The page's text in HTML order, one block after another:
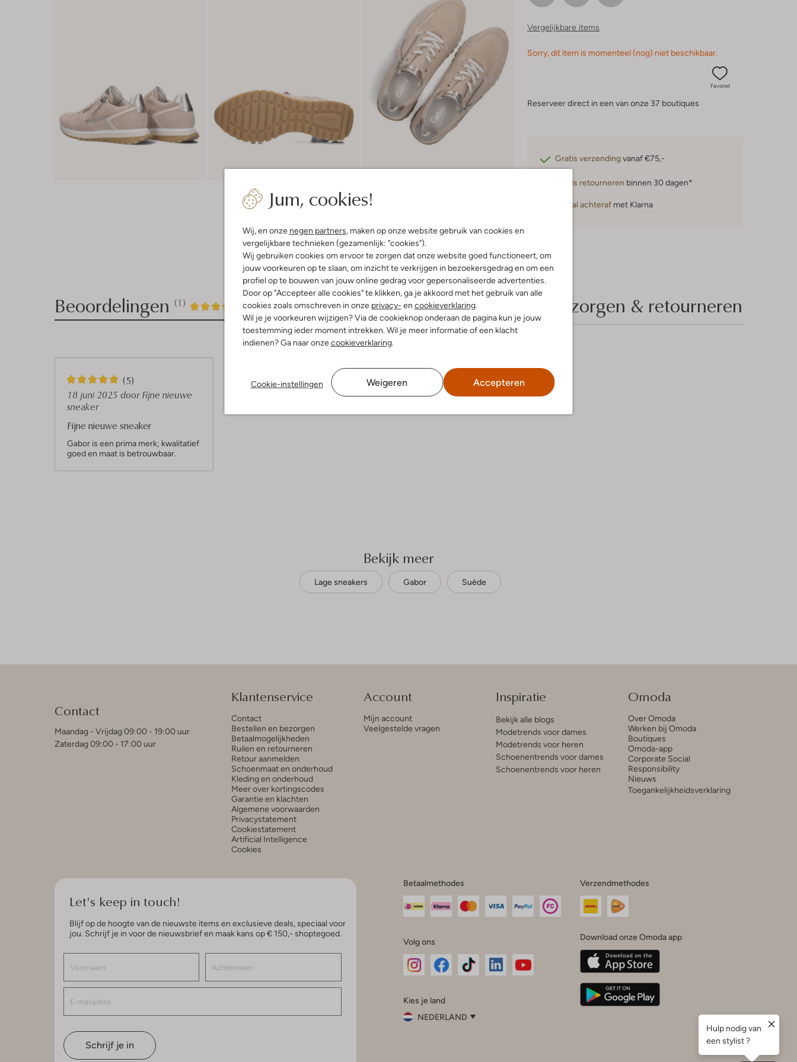
Jum, cookies!
Wij, en onze negen partners, maken op onze website gebruik van cookies en
vergelijkbare technieken (gezamenlijk: "cookies").
Wij gebruiken cookies om ervoor te zorgen dat onze website goed functioneert, om
jouw voorkeuren op te slaan, om inzicht te verkrijgen in bezoekersgedrag en om een
profiel op te bouwen van jouw online gedrag voor gepersonaliseerde advertenties.
Door op "Accepteer alle cookies" te klikken, ga je akkoord met het gebruik van alle
cookies zoals omschreven in onze privacy- en cookieverklaring.
Wil je je voorkeuren wijzigen? Via de cookieknop onderaan de pagina kun je jouw
toestemming ieder moment intrekken. Wil je meer informatie of een klacht
indienen? Ga naar onzecookieverklaring.
Cookie-instellingen Weigeren Accepteren
Vergelijkbare items
Sorry, dit item is momenteel (nog) niet beschikbaar.
Favoriet
Reserveer direct in een van onze 37 boutiques
Gratis verzendingvanaf €75,-
Gratis retourneren binnen 30 dagen*
Betaal achteraf met Klarna
Product informatie
Beoordelingen (1) 5/5
1
5
Bezorgen & retourneren
5
S
t
e
r
r
(5)
18 juni 2025 door Fijne nieuwe
sneaker
Fijne nieuwe sneaker
Gabor is een prima merk; kwalitatief
goed en maat is betrouwbaar.
Bekijk meer
Lage sneakers Gabor Suède
Contact
Maandag - Vrijdag 09:00 - 19:00 uur
Zaterdag 09:00 - 17:00 uur
Klantenservice
Contact
Bestellen en bezorgen
Betaalmogelijkheden
Ruilen en retourneren
Retour aanmelden
Schoenmaat en onderhoud
Kleding en onderhoud
Meer over kortingscodes
Garantie en klachten
Algemene voorwaarden
Privacystatement
Cookiestatement
Artificial Intelligence
Cookies
Account
Mijn account
Veelgestelde vragen
Inspiratie
Bekijk alle blogs
Modetrends voor dames
Modetrends voor heren
Schoenentrends voor dames
Schoenentrends voor heren
Omoda
Over Omoda
Werken bij Omoda
Boutiques
Omoda-app
Corporate Social
Responsibility
Nieuws
Toegankelijkheidsverklaring
Let's keep in touch!
Blijf op de hoogte van de nieuwste items en exclusieve deals, speciaal voor
jou. Schrijf je in voor de nieuwsbrief en maak kans op € 150,- shoptegoed.
Schrijf je in
Betaalmethodes
Volg ons
InstagramFacebook
Kies je land
NEDERLAND
Verzendmethodes
Download onze Omoda app